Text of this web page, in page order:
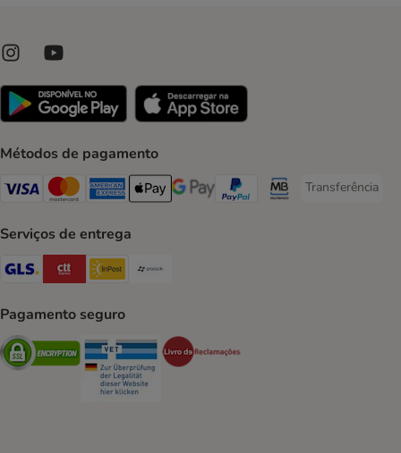
Métodos de pagamento
Visa Payment Method
Mastercard Payment Method
American Express Payment Method
Apple Pay Payment Method
Google Pay Payment Method
PayPal Payment Method
Multibanco Payment
Transferência
Transferência
Serviços de entrega
GLS Shipping Method
CTTExpress Shipping Method
Pagamento seguro
Security Security